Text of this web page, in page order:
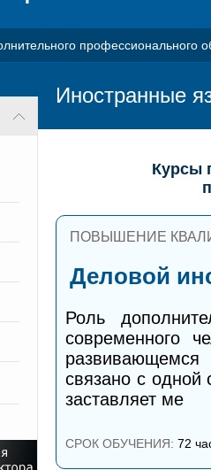
профессионального
Иностранные
Курсы
ПОВЫШЕНИЕ
Деловой
Роль
современного
развивающемся
связано с
заставляет ме
СРОК ОБУЧЕНИЯ: 72